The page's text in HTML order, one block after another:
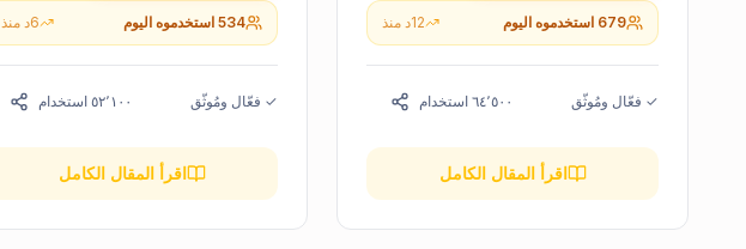
679 استخدموه اليوم 12د منذ
✓ فعّال ومُوثّق ٦٤٬٥٠٠ استخدام
اقرأ المقال الكامل
534 استخدموه اليوم 6د منذ
✓ فعّال ومُوثّق ٥٢٬١٠٠ استخدام
اقرأ المقال الكامل